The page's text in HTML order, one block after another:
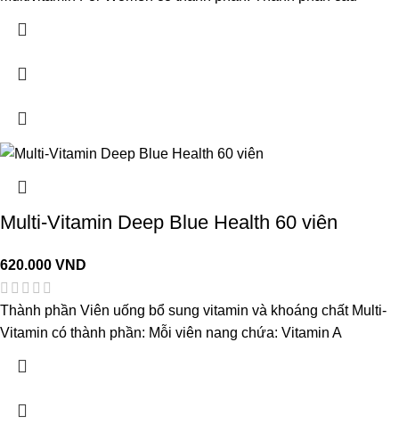
Multi-Vitamin Deep Blue Health 60 viên
620.000VND
Thành phần Viên uống bổ sung vitamin và khoáng chất Multi-
Vitamin có thành phần: Mỗi viên nang chứa: Vitamin A